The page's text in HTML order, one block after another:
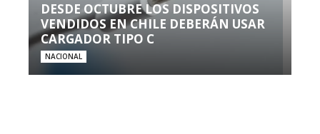
DESDE OCTUBRE LOS DISPOSITIVOS
VENDIDOS EN CHILE DEBERÁN USAR
CARGADOR TIPO C
NACIONAL